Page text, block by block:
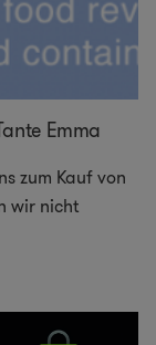
Emma
zum Kauf von
wir nicht